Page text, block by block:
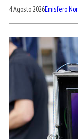
4 Agosto 2026Emisfero